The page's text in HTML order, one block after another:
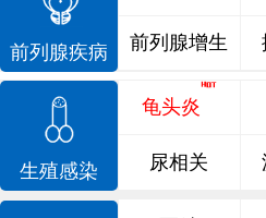
前列腺疾病 前列腺增生
生殖感染
龟头炎
尿相关